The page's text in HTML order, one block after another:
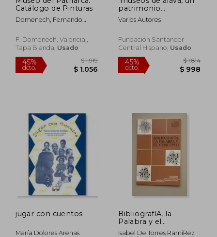
Catálogo de Pinturas
Domenech, Fernando
F. Domenech, Valencia,,
Tapa Blanda, Usado
patrimonio
desconocido'
Varios Autores
Fundación Santander
Central Hispano, Usado
jugar con cuentos
María Dolores Arenas
BibliografíA, la
Palabra y el
Concepto
Isabel De Torres RamíRez